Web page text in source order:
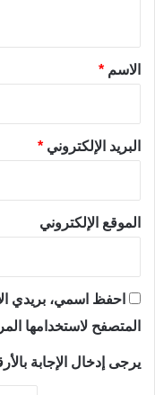
*الاسم *
البريد الإلكتروني *
الموقع الإلكتروني
احفظ اسمي، بريدي
المتصفح لاستخدامها
يرجى إدخال الإجابة